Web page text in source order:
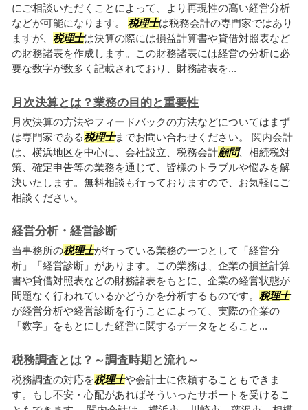
にご相談いただくことによって、より再現性の高い経営分析
などが可能になります。 税理士は税務会計の専門家ではあり
ますが、 税理士は決算の際には損益計算書や貸借対照表など
の財務諸表を作成します。この財務諸表には経営の分析に必
要な数字が数多く記載されており、財務諸表を...
月次決算とは？業務の目的と重要性
月次決算の方法やフィードバックの方法などについてはまず
は専門家である税理士までお問い合わせください。 関内会計
は、横浜地区を中心に、会社設立、税務会計顧問、相続税対
策、確定申告等の業務を通じて、皆様のトラブルや悩みを解
決いたします。無料相談も行っておりますので、お気軽にご
相談ください。
経営分析・経営診断
当事務所の税理士が行っている業務の一つとして「経営分
析」「経営診断」があります。この業務は、企業の損益計算
書や貸借対照表などの財務諸表をもとに、企業の経営状態が
問題なく行われているかどうかを分析するものです。 税理士
が経営分析や経営診断を行うことによって、実際の企業の
「数字」をもとにした経営に関するデータをとること...
税務調査とは？～調査時期と流れ～
税務調査の対応を税理士や会計士に依頼することもできま
す。もし不安・心配があればそういったサポートを受けるこ